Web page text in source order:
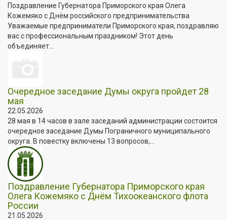
Поздравление Губернатора Приморского края Олега
Кожемяко с Днём российского предпринимательства
Уважаемые предприниматели Приморского края, поздравляю
вас с профессиональным праздником! Этот день
объединяет...
Очередное заседание Думы округа пройдет 28
мая
22.05.2026
28 мая в 14 часов в зале заседаний администрации состоится
очередное заседание Думы Пограничного муниципального
округа. В повестку включены 13 вопросов,...
Поздравление Губернатора Приморского края
Олега Кожемяко с Днём Тихоокеанского флота
России
21.05.2026